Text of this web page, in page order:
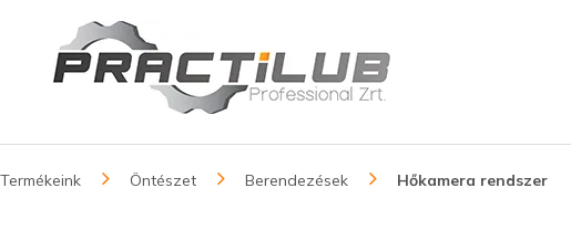
Termékeink Öntészet Berendezések Hőkamera rendszer